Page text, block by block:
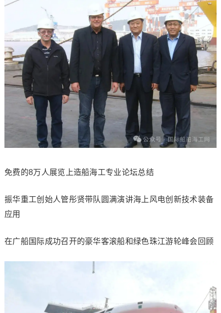
免费的8万人展览上造船海工专业论坛总结
振华重工创始人管彤贤带队圆满演讲海上风电创新技术装备
应用
在广船国际成功召开的豪华客滚船和绿色珠江游轮峰会回顾